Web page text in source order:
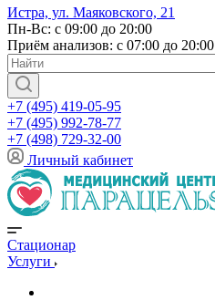
Истра, ул. Маяковского, 21
Пн-Вс: с 09:00 до 20:00
Приём анализов: с 07:00 до 20:00
+7 (495) 419-05-95
+7 (495) 992-78-77
+7 (498) 729-32-00
Личный кабинет
Стационар
Услуги